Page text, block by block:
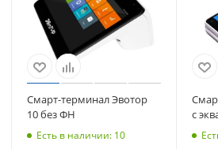
Смарт-терминал Эвотор
10 без ФН
Есть в наличии: 10
с